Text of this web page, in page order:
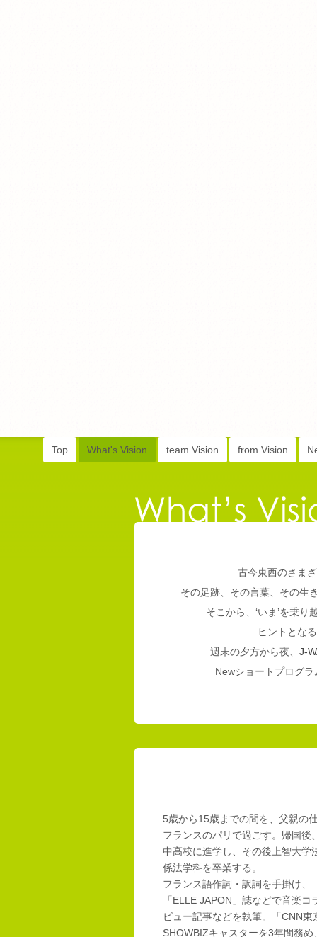
Top What's Vision team Vision from Vision
古今東西のさま
その足跡、その言葉、その生
そこから、‘いま’を乗
ヒントとな
週末の夕方から夜、 J-
Newショートプログ
5歳から15歳までの間を、父親の
フランスのパリで過ごす。帰国後
中高校に進学し、その後上智大学
係法学科を卒業する。
フランス語作詞・訳詞を手掛け、
「ELLE JAPON」誌などで音楽コ
ビュー記事などを執筆。「CNN東
SHOWBIZキャスターを3年間務め